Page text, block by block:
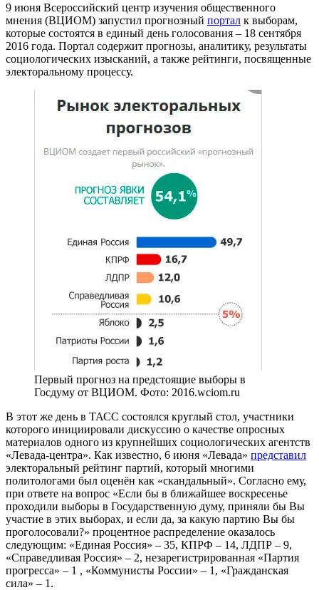
9 июня Всероссийский центр изучения общественного
мнения (ВЦИОМ) запустил прогнозный портал к выборам,
которые состоятся в единый день голосования – 18 сентября
2016 года. Портал содержит прогнозы, аналитику, результаты
социологических изысканий, а также рейтинги, посвященные
электоральному процессу.
Первый прогноз на предстоящие выборы в
Госдуму от ВЦИОМ. Фото: 2016.wciom.ru
В этот же день в ТАСС состоялся круглый стол, участники
которого инициировали дискуссию о качестве опросных
материалов одного из крупнейших социологических агентств
«Левада-центра». Как известно, 6 июня «Левада» представил
электоральный рейтинг партий, который многими
политологами был оценён как «скандальный». Согласно ему,
при ответе на вопрос «Если бы в ближайшее воскресенье
проходили выборы в Государственную думу, приняли бы Вы
участие в этих выборах, и если да, за какую партию Вы бы
проголосовали?» процентное распределение оказалось
следующим: «Единая Россия» – 35, КПРФ – 14, ЛДПР – 9,
«Справедливая Россия» – 2, незарегистрированная «Партия
прогресса» – 1 , «Коммунисты России» – 1, «Гражданская
сила» – 1.